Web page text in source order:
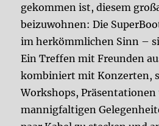
gekommen ist, diesem
beizuwohnen: Die
im herkömmlichen Sinn –
Ein Treffen mit Freunden
kombiniert mit Konzerten,
Workshops,
mannigfaltigen